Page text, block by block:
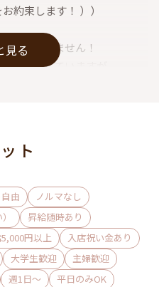
約束します！ ））
はしていません！
に位置していますが、
びの当たり前になってきま
園をモダンにアレンジした
見る
ト
由
ノルマなし
昇給随時あり
円以上
入店祝い金あり
大学生歓迎
主婦歓迎
週1日〜
平日のみOK